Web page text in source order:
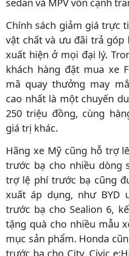
sedan và MPV vốn cạnh
Chính sách giảm giá trực
vật chất và ưu đãi trả góp
xuất hiện ở mọi đại lý.
khách hàng đặt mua xe
mã quay thưởng may
cao nhất là một chuyến
250 triệu đồng, cùng
giá trị khác.
Hãng xe Mỹ cũng hỗ trợ
trước bạ cho nhiều dòng
trợ lệ phí trước bạ cũng
xuất áp dụng, như BYD
trước bạ cho Sealion 6,
tặng quà cho nhiều mẫu
mục sản phẩm. Honda
trước bạ cho City, Civic